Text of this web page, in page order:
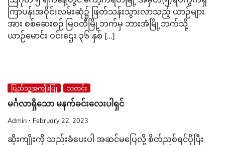
ကြာပန်းအဝိုင်းလမ်းဆုံ၌ ဖြတ်သန်းသွားလာသည့် ယာဉ်များ
အား စစ်ဆေးစဉ် မြဝတီမြို့ဘက်မှ ဘားအံမြို့ဘက်သို့
ယာဉ်မောင်း ဝင်းဌေး ၃၆ နှစ် […]
ပြည်သူ့အကျိုးပြု သတင်း
မင်္ဂလာရှိသော မနက်ခင်းလေးပါရှင်
Admin February 22, 2023
ဆိုးကျိုးကို သည်းခံပေးပါ အဆင်မပြေလို့ စိတ်ညစ်ရင်ပိုပြီး